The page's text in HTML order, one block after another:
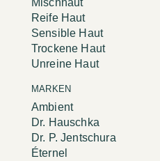
Reife Haut
Sensible Haut
Trockene Haut
Unreine Haut
MARKEN
Ambient
Dr. Hauschka
Dr. P. Jentschura
Éternel